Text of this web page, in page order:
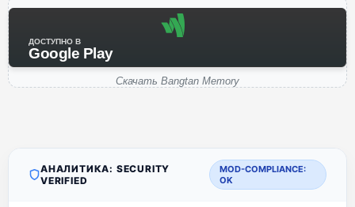
ДОСТУПНО В
Google Play
Скачать Bangtan Memory
АНАЛИТИКА: SECURITY
VERIFIED
MOD-COMPLIANCE:
OK